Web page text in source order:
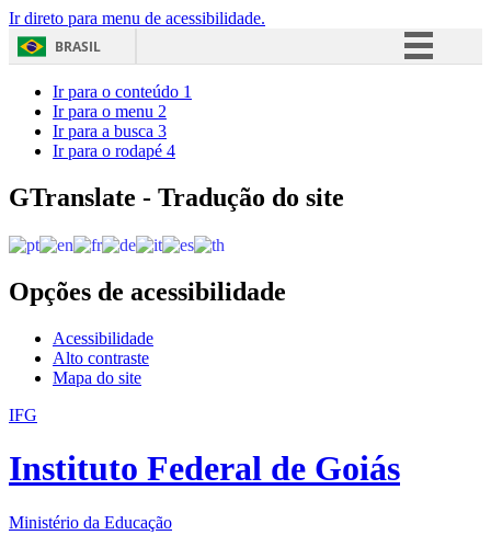
Ir direto para menu de acessibilidade.
BRASIL
Acesso à informação
Ir para o conteúdo 1
Ir para o menu 2
Ir para a busca 3
Ir para o rodapé 4
GTranslate - Tradução do site
Opções de acessibilidade
Acessibilidade
Alto contraste
Mapa do site
IFG
Instituto Federal de Goiás
Ministério da Educação